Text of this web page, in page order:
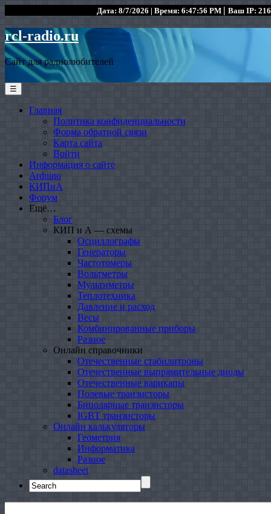
Дата: 8/7/2026 | Время: 6:47:56 PM | Ваш IP:
rcl-radio.ru
Сайт для радиолюбителей
☰
Главная
Политика конфиденциальности
Форма обратной связи
Карта сайта
Войти
Информация о сайте
Arduino
КИПиА
Форум
Ещё…
Блог
КИП и А — схемы
Осциллографы
Генераторы
Частотомеры
Вольтметры
Мультиметры
Теплотехника
Давление и расход
Весы
Комбинированные приборы
Разное
Онлайн справочники
Отечественные стабилитроны
Отечественные выпрямительные диоды
Отечественные варикапы
Полевые транзисторы
Биполярные транзисторы
IGBT транзисторы
Онлайн калькуляторы
Геометрия
Информатика
Разное
datasheet
Search
for: